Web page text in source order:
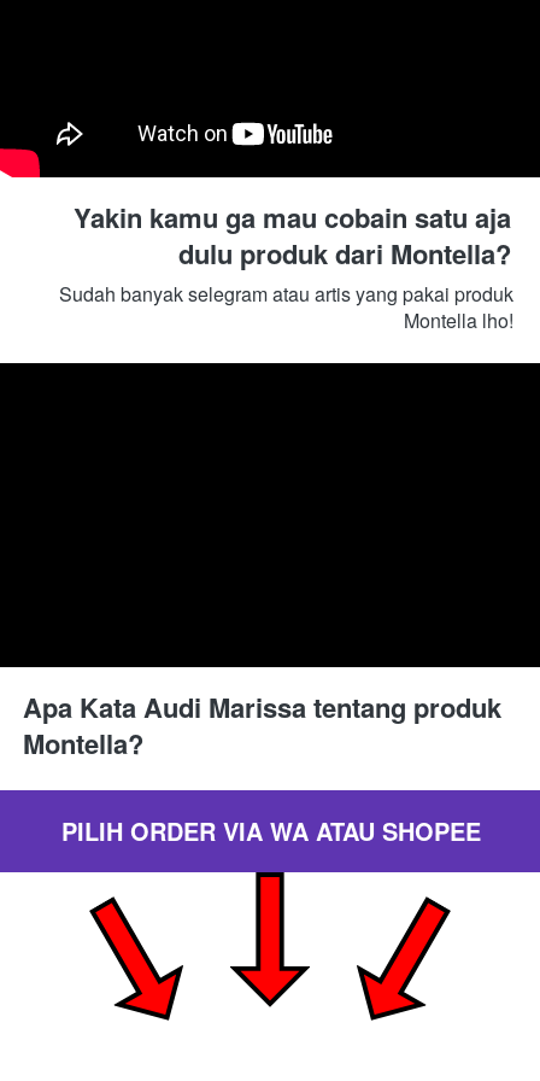
Yakin kamu ga mau cobain satu aja
dulu produk dari Montella?
Sudah banyak selegram atau artis yang pakai produk
Montella lho!
Apa Kata Audi Marissa tentang produk
Montella?
PILIH ORDER VIA WA ATAU SHOPEE